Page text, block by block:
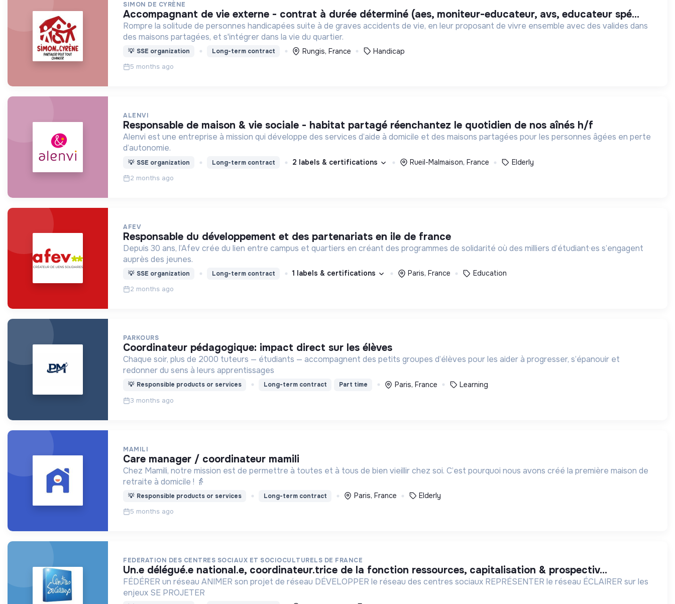
SIMON DE CYRÈNE
accompagnant de vie externe - contrat à durée déterminé (aes, moniteur-educateur, avs, educateur spé...
Rompre la solitude de personnes handicapées suite à de graves accidents de vie, en leur proposant de vivre ensemble avec des valides dans
des maisons partagées, et s'intégrer dans la vie du quartier.
💡 SSE organization Long-term contract Rungis, France Handicap
5 months ago
ALENVI
responsable de maison & vie sociale - habitat partagé réenchantez le quotidien de nos aînés h/f
Alenvi est une entreprise à mission qui développe des services d’aide à domicile et des maisons partagées pour les personnes âgées en perte
d’autonomie.
💡 SSE organization Long-term contract 2 labels & certifications Rueil-Malmaison, France Elderly
2 months ago
AFEV
responsable du développement et des partenariats en ile de france
Depuis 30 ans, l’Afev crée du lien entre campus et quartiers en créant des programmes de solidarité où des milliers d’étudiant·es s’engagent
auprès des jeunes.
💡 SSE organization Long-term contract 1 labels & certifications Paris, France Education
2 months ago
PARKOURS
coordinateur pédagogique: impact direct sur les élèves
Chaque soir, plus de 2000 tuteurs — étudiants — accompagnent des petits groupes d’élèves pour les aider à progresser, s’épanouir et
redonner du sens à leurs apprentissages
💡 Responsible products or services Long-term contract Part time Paris, France Learning
3 months ago
MAMILI
care manager / coordinateur mamili
Chez Mamili, notre mission est de permettre à toutes et à tous de bien vieillir chez soi. C’est pourquoi nous avons créé la première maison de
retraite à domicile ! 👵
💡 Responsible products or services Long-term contract Paris, France Elderly
5 months ago
FEDERATION DES CENTRES SOCIAUX ET SOCIOCULTURELS DE FRANCE
un.e délégué.e national.e, coordinateur.trice de la fonction ressources, capitalisation & prospectiv...
FÉDÉRER un réseau ANIMER son projet de réseau DÉVELOPPER le réseau des centres sociaux REPRÉSENTER le réseau ÉCLAIRER sur les
enjeux SE PROJETER